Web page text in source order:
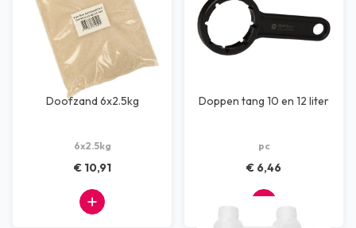
Doofzand 6x2.5kg
6x2.5kg
€ 10,91
Doppen tang 10 en 12 liter
pc
€ 6,46